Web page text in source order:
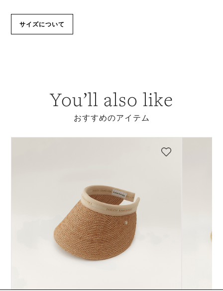
サイズについて
You’ll also like
おすすめのアイテム